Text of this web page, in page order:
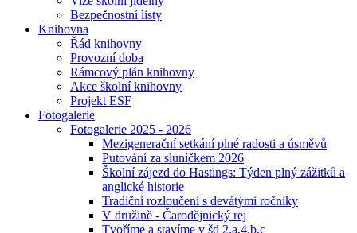
Bezpečnostní listy
Knihovna
Řád knihovny
Provozní doba
Rámcový plán knihovny
Akce školní knihovny
Projekt ESF
Fotogalerie
Fotogalerie 2025 - 2026
Mezigenerační setkání plné radosti a úsměvů
Putování za sluníčkem 2026
Školní zájezd do Hastings: Týden plný zážitků a
anglické historie
Tradiční rozloučení s devátými ročníky
V družině - Čarodějnický rej
Tvoříme a stavíme v šd 2.a,4.b,c